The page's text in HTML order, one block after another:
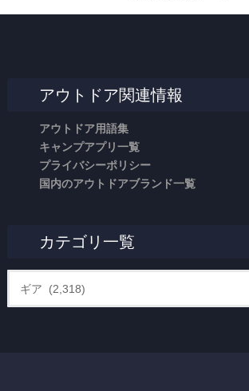
アウトドア関連情報
アウトドア用語集
キャンプアプリ一覧
プライバシーポリシー
国内のアウトドアブランド一覧
カテゴリ一覧